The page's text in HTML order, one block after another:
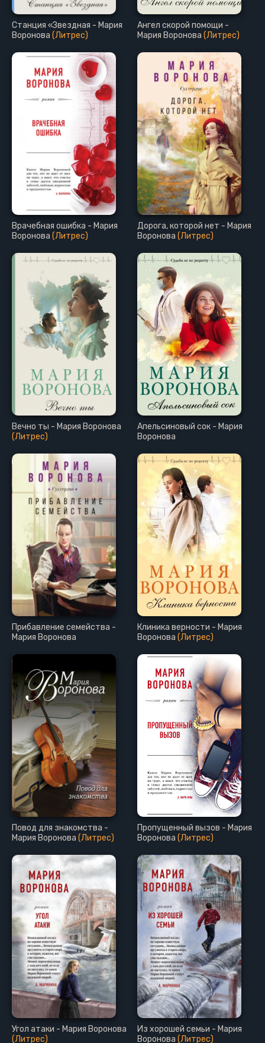
Станция «Звездная - Мария
Воронова (Литрес)
Ангел скорой помощи -
Мария Воронова (Литрес)
Врачебная ошибка - Мария
Воронова (Литрес)
Дорога, которой нет - Мария
Воронова (Литрес)
Вечно ты - Мария Воронова
(Литрес)
Апельсиновый сок - Мария
Воронова
Прибавление семейства -
Мария Воронова
Клиника верности - Мария
Воронова (Литрес)
Повод для знакомства -
Мария Воронова (Литрес)
Пропущенный вызов - Мария
Воронова (Литрес)
Угол атаки - Мария Воронова
(Литрес)
Из хорошей семьи - Мария
Воронова (Литрес)